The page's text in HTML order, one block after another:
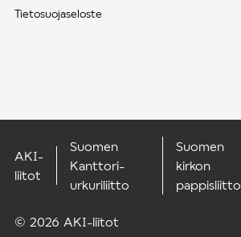
Tietosuojaseloste
© 2026 AKI-liitot
AKI-
liitot
Suomen
Kanttori-
urkuriliitto
Suomen
kirkon
pappisliitto